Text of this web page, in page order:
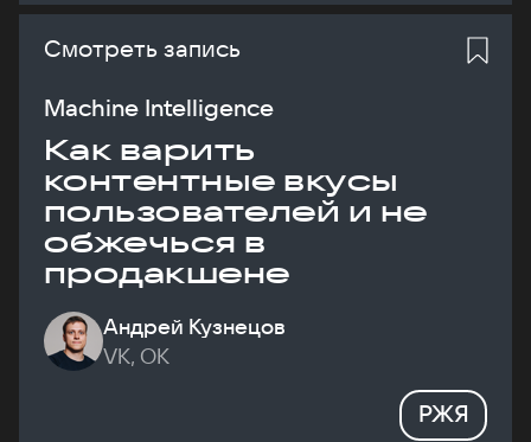
Смотреть запись
Machine Intelligence
Как варить
контентные вкусы
пользователей и не
обжечься в
продакшене
Андрей Кузнецов
VK, ОК
РЖЯ